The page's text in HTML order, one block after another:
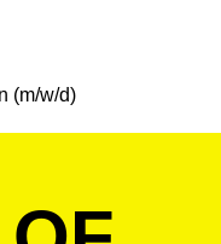
(m/w/d)